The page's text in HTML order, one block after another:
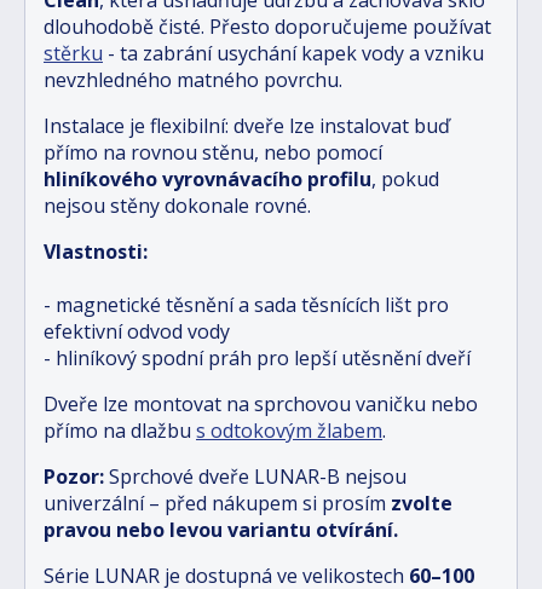
dlouhodobě čisté. Přesto doporučujeme používat
stěrku - ta zabrání usychání kapek vody a vzniku
nevzhledného matného povrchu.
Instalace je flexibilní: dveře lze instalovat buď
přímo na rovnou stěnu, nebo pomocí
hliníkového vyrovnávacího profilu, pokud
nejsou stěny dokonale rovné.
Vlastnosti:
- magnetické těsnění a sada těsnících lišt pro
efektivní odvod vody
- hliníkový spodní práh pro lepší utěsnění dveří
Dveře lze montovat na sprchovou vaničku nebo
přímo na dlažbu s odtokovým žlabem.
Pozor:Sprchové dveře LUNAR-B nejsou
univerzální – před nákupem si prosím zvolte
pravou nebo levou variantu otvírání.
Série LUNAR je dostupná ve velikostech 60–100